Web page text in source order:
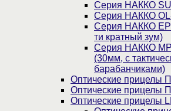
Серия НАККО
Серия НАККО
Серия НАККО
ти кратный зум)
Серия НАККО
(30мм, c
барабанчиками)
Оптические прицелы
Оптические прицелы
Оптические прицелы